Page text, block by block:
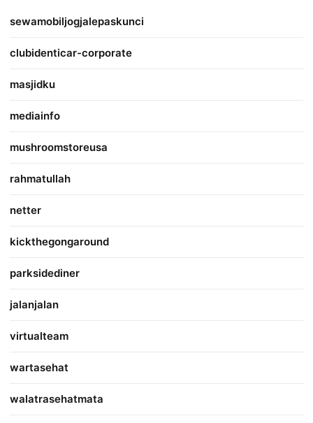
sewamobiljogjalepaskunci
clubidenticar-corporate
masjidku
mediainfo
mushroomstoreusa
rahmatullah
netter
kickthegongaround
parksidediner
jalanjalan
virtualteam
wartasehat
walatrasehatmata